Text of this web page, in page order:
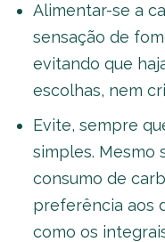
Alimentar-se a
sensação de
evitando que
escolhas, nem
Evite, sempre
simples. Mesmo
consumo de
preferência aos
como os